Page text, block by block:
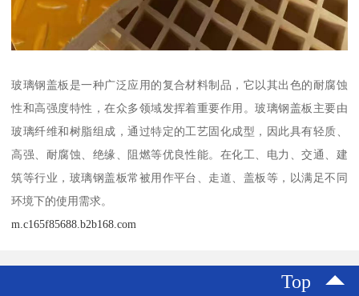
玻璃钢盖板是一种广泛应用的复合材料制品，它以其出色的耐腐蚀
性和高强度特性，在众多领域发挥着重要作用。玻璃钢盖板主要由
玻璃纤维和树脂组成，通过特定的工艺固化成型，因此具有轻质、
高强、耐腐蚀、绝缘、阻燃等优良性能。在化工、电力、交通、建
筑等行业，玻璃钢盖板常被用作平台、走道、盖板等，以满足不同
环境下的使用需求。
m.c165f85688.b2b168.com
Top